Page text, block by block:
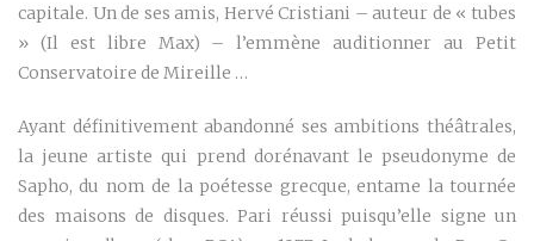
capitale. Un de ses amis, Hervé Cristiani – auteur de « tubes
» (Il est libre Max) – l’emmène auditionner au Petit
Conservatoire de Mireille …
Ayant définitivement abandonné ses ambitions théâtrales,
la jeune artiste qui prend dorénavant le pseudonyme de
Sapho, du nom de la poétesse grecque, entame la tournée
des maisons de disques. Pari réussi puisqu’elle signe un